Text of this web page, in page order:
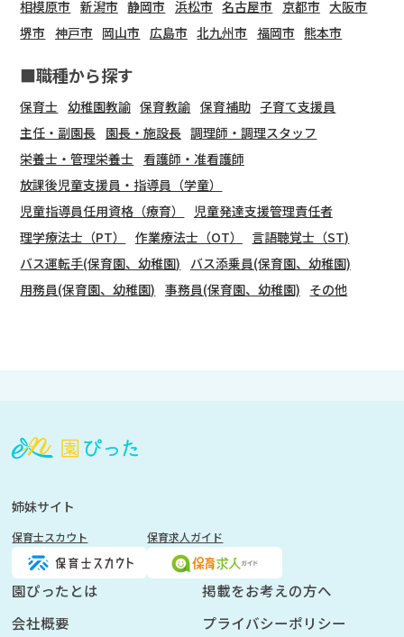
相模原市 新潟市 静岡市 浜松市 名古屋市 京都市 大阪市
堺市 神戸市 岡山市 広島市 北九州市 福岡市 熊本市
■職種から探す
保育士 幼稚園教諭 保育教諭 保育補助 子育て支援員
主任・副園長 園長・施設長 調理師・調理スタッフ
栄養士・管理栄養士 看護師・准看護師
放課後児童支援員・指導員（学童）
児童指導員任用資格（療育）
児童発達支援管理責任者
理学療法士（PT）
作業療法士（OT）
言語聴覚士（ST)
バス運転手(保育園、幼稚園)
バス添乗員(保育園、幼稚園)
用務員(保育園、幼稚園) 事務員(保育園、幼稚園) その他
登
く
イ
姉妹サイト
保育士スカウト 保育求人ガイド
園ぴったとは
掲載をお考えの方へ
会社概要
プライバシーポリシー